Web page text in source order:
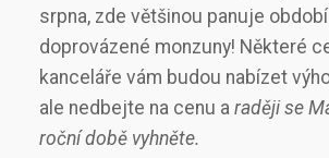
srpna, zde většinou panuje
doprovázené monzuny! Některé
kanceláře vám budou nabízet
ale nedbejte na cenu a raději se
roční době vyhněte.